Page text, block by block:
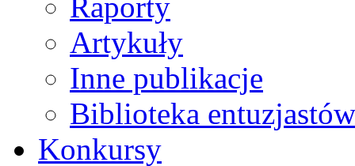
Raporty
Artykuły
Inne publikacje
Biblioteka
Konkursy